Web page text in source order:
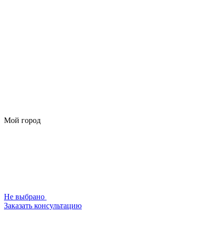
Мой город
Не выбрано
Заказать консультацию